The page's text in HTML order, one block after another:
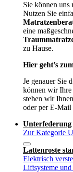
Sie können uns
Nutzen Sie
eine
zu Hause.
Hier geht’s
Je genauer Sie
können wir Ihre
stehen wir
oder per E-Mail
Unterfederung
Zur Kategorie
Lattenroste
Elektrisch
Liftsysteme